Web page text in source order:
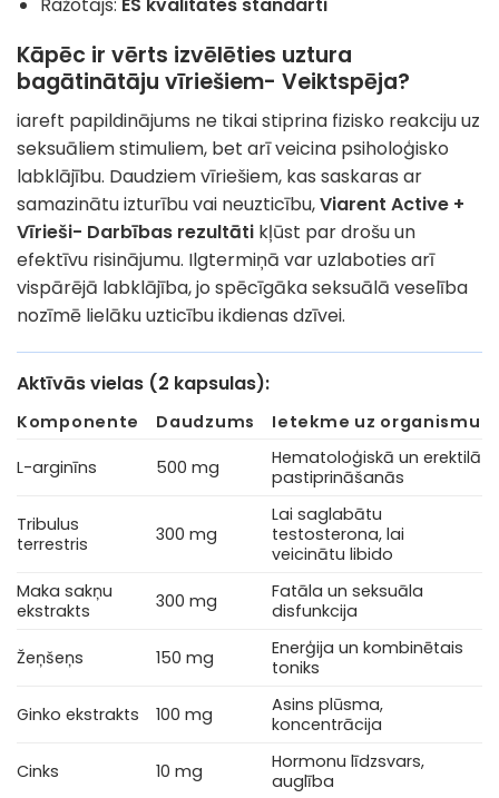
Ražotājs: ES kvalitātes standarti
Kāpēc ir vērts izvēlēties uztura
bagātinātāju vīriešiem- Veiktspēja?
iareft papildinājums ne tikai stiprina fizisko reakciju uz
seksuāliem stimuliem, bet arī veicina psiholoģisko
labklājību. Daudziem vīriešiem, kas saskaras ar
samazinātu izturību vai neuzticību,Viarent Active +
Vīrieši- Darbības rezultāti kļūst par drošu un
efektīvu risinājumu. Ilgtermiņā var uzlaboties arī
vispārējā labklājība, jo spēcīgāka seksuālā veselība
nozīmē lielāku uzticību ikdienas dzīvei.
Aktīvās vielas (2 kapsulas):
Komponente Daudzums Ietekme uz organismu
L-arginīns 500 mg
Hematoloģiskā un erektilā
pastiprināšanās
Tribulus
terrestris
300 mg
Lai saglabātu
testosterona, lai
veicinātu libido
Maka sakņu
ekstrakts
300 mg
Fatāla un seksuāla
disfunkcija
Žeņšeņs 150 mg
Enerģija un kombinētais
toniks
Ginko ekstrakts 100 mg
Asins plūsma,
koncentrācija
Cinks 10 mg
Hormonu līdzsvars,
auglība